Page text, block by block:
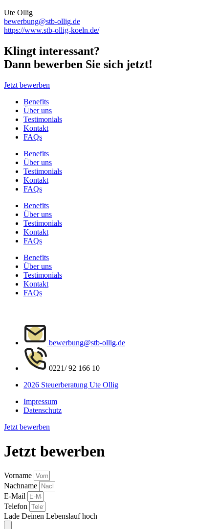
Ute Ollig
bewerbung@stb-ollig.de
https://www.stb-ollig-koeln.de/
Klingt interessant?
Dann bewerben Sie sich jetzt!
Jetzt bewerben
Benefits
Über uns
Testimonials
Kontakt
FAQs
Benefits
Über uns
Testimonials
Kontakt
FAQs
Benefits
Über uns
Testimonials
Kontakt
FAQs
Benefits
Über uns
Testimonials
Kontakt
FAQs
bewerbung@stb-ollig.de
0221/ 92 166 10
2026 Steuerberatung Ute Ollig
Impressum
Datenschutz
Jetzt bewerben
Jetzt bewerben
Vorname
Nachname
E-Mail
Telefon
Lade Deinen Lebenslauf hoch